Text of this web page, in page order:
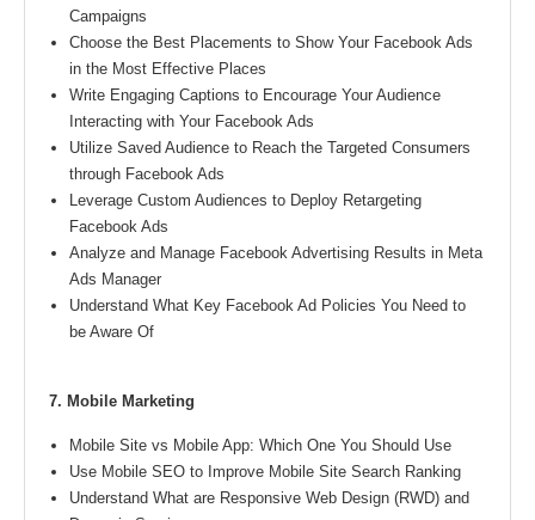
Campaigns
Choose the Best Placements to Show Your Facebook Ads
in the Most Effective Places
Write Engaging Captions to Encourage Your Audience
Interacting with Your Facebook Ads
Utilize Saved Audience to Reach the Targeted Consumers
through Facebook Ads
Leverage Custom Audiences to Deploy Retargeting
Facebook Ads
Analyze and Manage Facebook Advertising Results in Meta
Ads Manager
Understand What Key Facebook Ad Policies You Need to
be Aware Of
7. Mobile Marketing
Mobile Site vs Mobile App: Which One You Should Use
Use Mobile SEO to Improve Mobile Site Search Ranking
Understand What are Responsive Web Design (RWD) and